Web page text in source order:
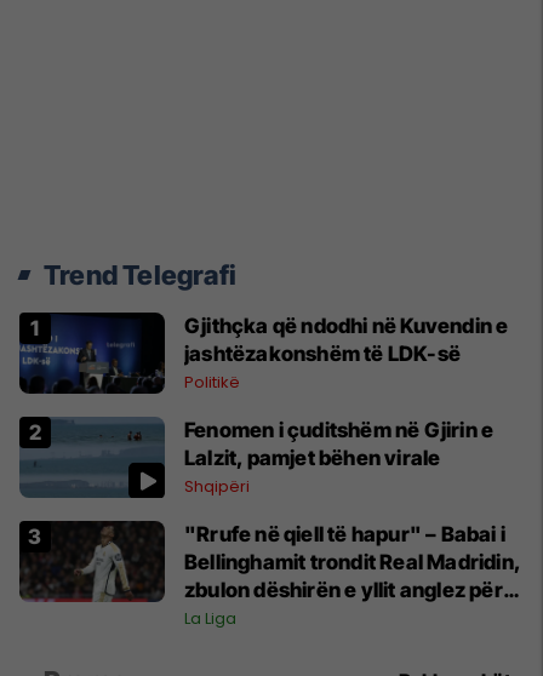
Trend Telegrafi
Gjithçka që ndodhi në Kuvendin e
jashtëzakonshëm të LDK-së
Politikë
Fenomen i çuditshëm në Gjirin e
Lalzit, pamjet bëhen virale
Shqipëri
"Rrufe në qiell të hapur" – Babai i
Bellinghamit trondit Real Madridin,
zbulon dëshirën e yllit anglez për
largim
La Liga